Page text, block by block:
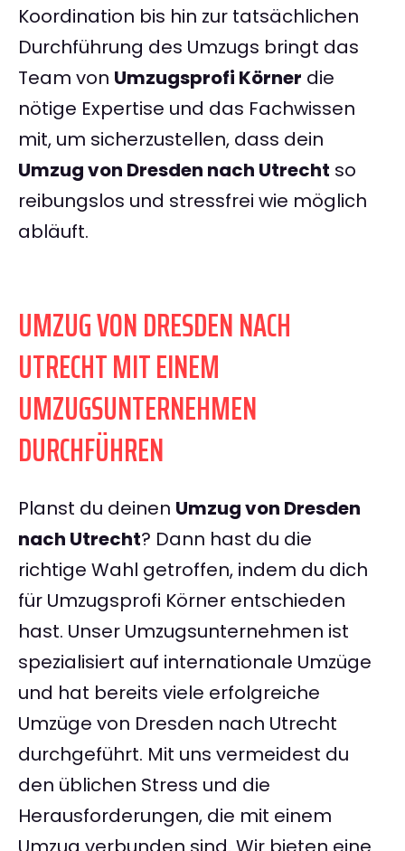
Koordination bis hin zur tatsächlichen
Durchführung des Umzugs bringt das
Team von Umzugsprofi Körner die
nötige Expertise und das Fachwissen
mit, um sicherzustellen, dass dein
Umzug von Dresden nach Utrecht so
reibungslos und stressfrei wie möglich
abläuft.
UMZUG VON DRESDEN NACH
UTRECHT MIT EINEM
UMZUGSUNTERNEHMEN
DURCHFÜHREN
Planst du deinen Umzug von Dresden
nach Utrecht? Dann hast du die
richtige Wahl getroffen, indem du dich
für Umzugsprofi Körner entschieden
hast. Unser Umzugsunternehmen ist
spezialisiert auf internationale Umzüge
und hat bereits viele erfolgreiche
Umzüge von Dresden nach Utrecht
durchgeführt. Mit uns vermeidest du
den üblichen Stress und die
Herausforderungen, die mit einem